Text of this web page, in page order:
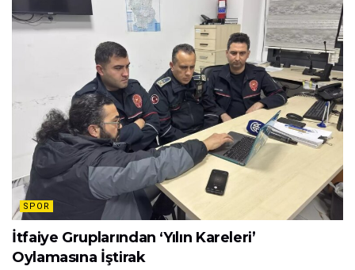
SPOR
İtfaiye Gruplarından ‘Yılın Kareleri’
Oylamasına İştirak